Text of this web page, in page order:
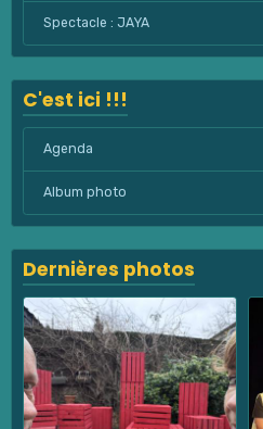
Spectacle : JAYA
C'est ici !!!
Agenda
Album photo
Dernières photos